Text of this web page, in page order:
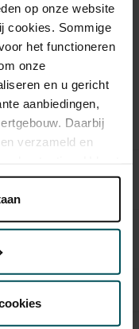
op onze website
cookies. Sommige
het functioneren
onze
en u gericht
aanbiedingen,
Daarbij
verzameld en
wij mogen
onze
kunt u uw
Mendelssohn en
Ben-Haim.
koop